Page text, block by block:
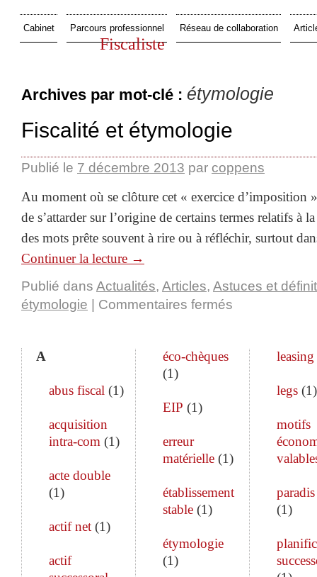
Fiscaliste
Cabinet Parcours professionnel Réseau de collaboration
Archives par mot-clé : étymologie
Fiscalité et étymologie
Publié le 7 décembre 2013 par coppens
Au moment où se clôture cet « exercice d’imposition
de s’attarder sur l’origine de certains termes relatifs à
des mots prête souvent à rire ou à réfléchir, surtout
Continuer la lecture →
Publié dans Actualités, Articles, Astuces et
étymologie
Commentaires fermés
A
abus fiscal (1)
acquisition
intra-com (1)
acte double
(1)
actif net (1)
actif
éco-chèques
(1)
EIP (1)
erreur
matérielle(1)
établissement
stable(1)
étymologie
(1)
leasing
legs(1)
motifs
(1)